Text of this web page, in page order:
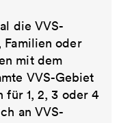
die VVS-
Familien oder
mit dem
VVS-Gebiet
für 1, 2, 3 oder 4
an VVS-